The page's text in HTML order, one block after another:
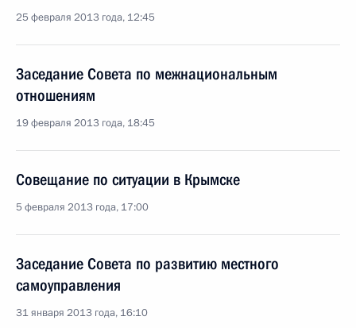
25 февраля 2013 года, 12:45
Заседание Совета по межнациональным
отношениям
19 февраля 2013 года, 18:45
Совещание по ситуации в Крымске
5 февраля 2013 года, 17:00
Заседание Совета по развитию местного
самоуправления
31 января 2013 года, 16:10